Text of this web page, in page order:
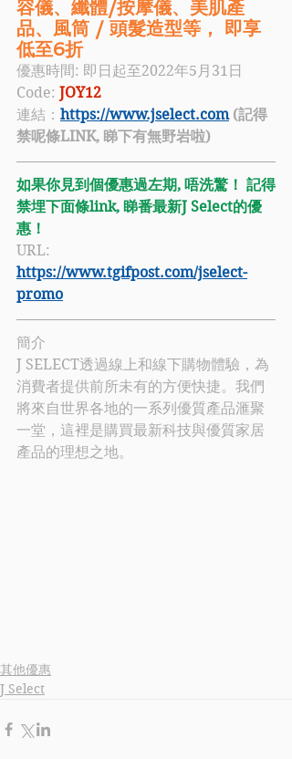
容儀、纖體/按摩儀、美肌產
品、風筒 / 頭髮造型等， 即享
低至6折
優惠時間: 即日起至2022年5月31日
Code: JOY12
連結： https://www.jselect.com (記得
禁呢條LINK, 睇下有無野岩啦)
如果你見到個優惠過左期, 唔洗驚！ 記得
禁埋下面條link, 睇番最新J Select的優
惠！
URL:
https://www.tgifpost.com/jselect-
promo​
簡介
J SELECT透過線上和線下購物體驗，為
消費者提供前所未有的方便快捷。我們
將來自世界各地的一系列優質產品滙聚
一堂，這裡是購買最新科技與優質家居
產品的理想之地。
其他優惠
J Select